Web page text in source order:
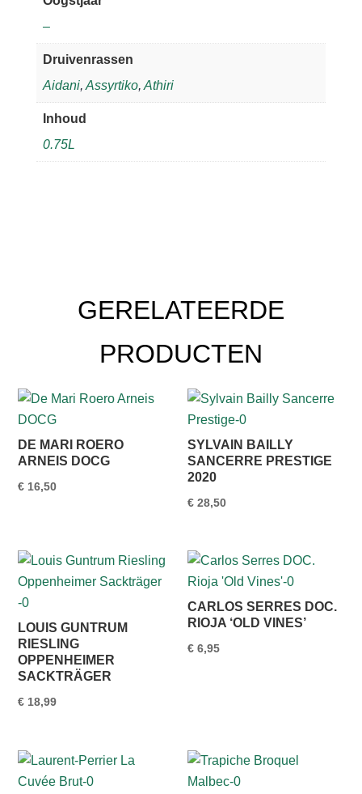
–
Druivenrassen
Aidani, Assyrtiko, Athiri
Inhoud
0.75L
GERELATEERDE
PRODUCTEN
DE MARI ROERO
ARNEIS DOCG
€ 16,50
SYLVAIN BAILLY
SANCERRE PRESTIGE
2020
€ 28,50
LOUIS GUNTRUM
RIESLING
OPPENHEIMER
SACKTRÄGER
€ 18,99
CARLOS SERRES DOC.
RIOJA ‘OLD VINES’
€ 6,95